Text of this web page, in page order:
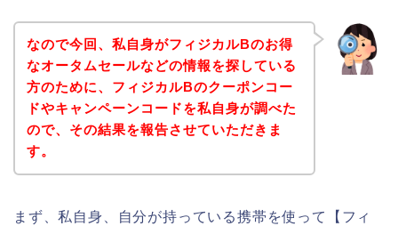
なので今回、私自身がフィジカルBのお得
なオータムセールなどの情報を探している
方のために、フィジカルBのクーポンコー
ドやキャンペーンコードを私自身が調べた
ので、その結果を報告させていただきま
す。
まず、私自身、自分が持っている携帯を使って【フィ